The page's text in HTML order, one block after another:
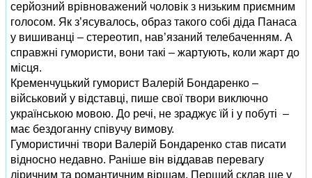
серйозний врівноважений чоловік з низьким приємним
голосом. Як з’ясувалось, образ такого собі діда Панаса
у вишиванці – стереотип, нав’язаний телебаченням. А
справж­ні гумористи, вони такі – жартують, коли жарт до
місця.
Кременчуцький гуморист Валерій Бондаренко –
військовий у відставці, пише свої твори виключно
українською мовою. До речі, не зраджує їй і у побуті –
має бездоганну співучу вимову.
Гумористичні твори Валерій Бондаренко став писати
відносно недавно. Раніше він віддавав перевагу
ліричним та романтичним віршам. Перший склав ще у